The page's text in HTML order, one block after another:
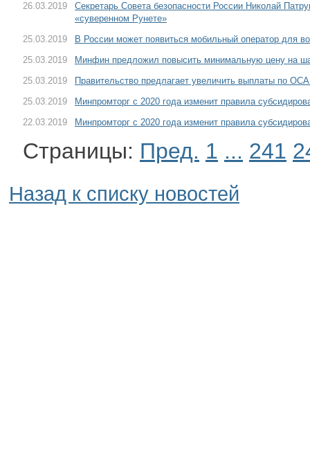
26.03.2019
Секретарь Совета безопасности России Николай
«суверенном Рунете»
25.03.2019
В России может появиться мобильный оператор для
25.03.2019
Минфин предложил повысить минимальную цену на
25.03.2019
Правительство предлагает увеличить выплаты по
25.03.2019
Минпромторг с 2020 года изменит правила
22.03.2019
Минпромторг с 2020 года изменит правила
Страницы: Пред. 1 ... 241
Назад к списку новостей